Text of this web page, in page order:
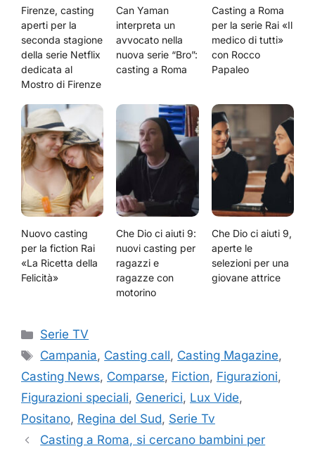
Firenze, casting
aperti per la
seconda stagione
della serie Netflix
dedicata al
Mostro di Firenze
Can Yaman
interpreta un
avvocato nella
nuova serie “Bro”:
casting a Roma
Casting a Roma
per la serie Rai «Il
medico di tutti»
con Rocco
Papaleo
Nuovo casting
per la fiction Rai
«La Ricetta della
Felicità»
Che Dio ci aiuti 9:
nuovi casting per
ragazzi e
ragazze con
motorino
Che Dio ci aiuti 9,
aperte le
selezioni per una
giovane attrice
Categorie
Serie TV
Tag
Campania, Casting call, Casting Magazine,
Casting News, Comparse, Fiction, Figurazioni,
Figurazioni speciali, Generici, Lux Vide,
Positano, Regina del Sud, Serie Tv
Casting a Roma, si cercano bambini per